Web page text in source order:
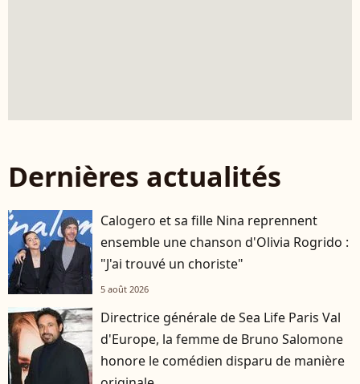
Dernières actualités
Calogero et sa fille Nina reprennent
ensemble une chanson d'Olivia Rogrido :
"J'ai trouvé un choriste"
5 août 2026
Directrice générale de Sea Life Paris Val
d'Europe, la femme de Bruno Salomone
honore le comédien disparu de manière